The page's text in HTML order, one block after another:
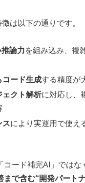
は以下の通りです。
論力を組み込み、複
コード生成する精度が
ェクト解析に対応し、
スにより実運用で使え
コード補完AI」ではな
まで含む“開発パート